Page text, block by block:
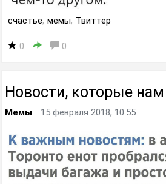
счастье, мемы, Твиттер
0 0
Новости, которые
Мемы 15 февраля 2018, 10:55